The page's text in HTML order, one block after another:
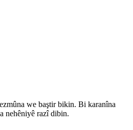
we baştir bikin. Bi karanîna
nehêniyê razî dibin.